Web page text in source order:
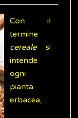
Con il
termine
cereale si
intende
ogni
pianta
erbacea,